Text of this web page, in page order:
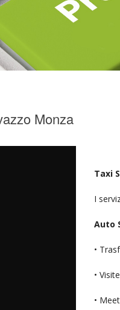
Monza
Taxi
I
Auto
•
•
•